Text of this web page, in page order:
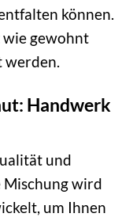
können.
gewohnt
werden.
Handwerk
und
Mischung wird
um Ihnen